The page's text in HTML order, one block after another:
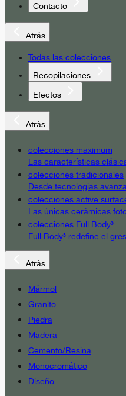
Contacto
Atrás
Todas las colecciones
Recopilaciones
Efectos
Atrás
colecciones maximum
Las características
colecciones tradicionales
Desde tecnologías
colecciones active
Las únicas cerámicas
colecciones Full Body³
Full Body³ redefine el
Atrás
Mármol
Granito
Piedra
Madera
Cemento/Resina
Monocromático
Diseño